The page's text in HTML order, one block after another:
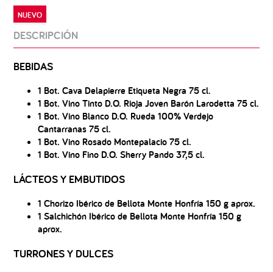
NUEVO
DESCRIPCIÓN
BEBIDAS
1 Bot. Cava Delapierre Etiqueta Negra 75 cl.
1 Bot. Vino Tinto D.O. Rioja Joven Barón Larodetta 75 cl.
1 Bot. Vino Blanco D.O. Rueda 100% Verdejo
Cantarranas 75 cl.
1 Bot. Vino Rosado Montepalacio 75 cl.
1 Bot. Vino Fino D.O. Sherry Pando 37,5 cl.
LÁCTEOS Y EMBUTIDOS
1 Chorizo Ibérico de Bellota Monte Honfría 150 g aprox.
1 Salchichón Ibérico de Bellota Monte Honfría 150 g
aprox.
TURRONES Y DULCES